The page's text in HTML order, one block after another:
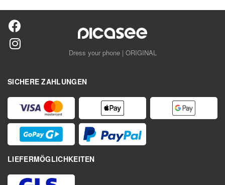
Dress your phone | ORIGINAL
SICHERE ZAHLUNGEN
LIEFERMÖGLICHKEITEN